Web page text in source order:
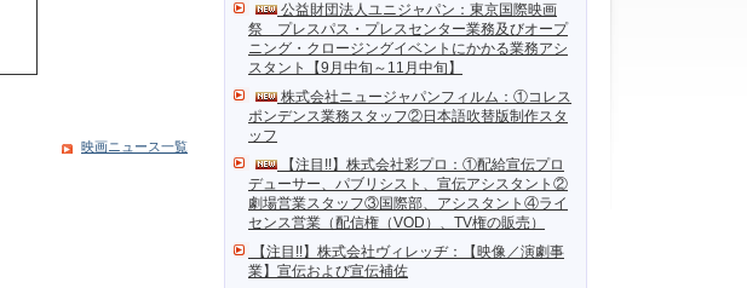
公益財団法人ユニジャパン：東京国際映画
祭 プレスパス・プレスセンター業務及びオープ
ニング・クロージングイベントにかかる業務アシ
スタント【9月中旬～11月中旬】
株式会社ニュージャパンフィルム：①コレス
ポンデンス業務スタッフ②日本語吹替版制作スタ
ッフ
【注目!!】株式会社彩プロ：①配給宣伝プロ
デューサー、パブリシスト、宣伝アシスタント②
劇場営業スタッフ③国際部、アシスタント④ライ
センス営業（配信権（VOD）、TV権の販売）
【注目!!】株式会社ヴィレッヂ：【映像／演劇事
業】宣伝および宣伝補佐
映画ニュース一覧